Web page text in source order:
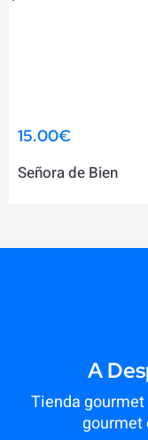
A
Tienda
gourmet